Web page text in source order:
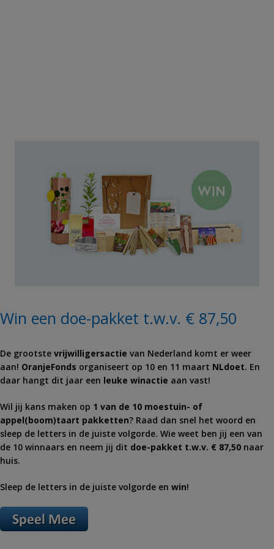
Win een doe-pakket t.w.v. € 87,50
De grootste vrijwilligersactie van Nederland komt er weer
aan! OranjeFonds organiseert op 10 en 11 maart NLdoet. En
daar hangt dit jaar een leuke winactie aan vast!
Wil jij kans maken op 1 van de 10 moestuin- of
appel(boom)taart pakketten? Raad dan snel het woord en
sleep de letters in de juiste volgorde. Wie weet ben jij een van
de 10 winnaars en neem jij dit doe-pakket t.w.v. € 87,50 naar
huis.
Sleep de letters in de juiste volgorde en win!